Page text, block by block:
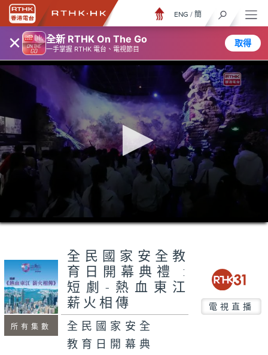
× 全新 RTHK On The Go
一手掌握 RTHK 電台、電視節目
取得
ENG / 簡
seconds
7
seconds
所有集數
全民國家安全教
育日開幕典禮 :
短劇-熱血東江
薪火相傳
電視直播
全民國家安全
教育日開幕典